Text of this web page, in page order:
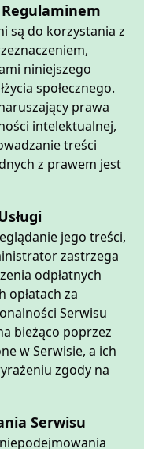
są do korzystania z
niniejszego
społecznego.
prawa
intelektualnej,
treści
z prawem jest
jego treści,
zastrzega
odpłatnych
opłatach za
Serwisu
bieżąco poprzez
w Serwisie, a ich
zgody na
Serwisu